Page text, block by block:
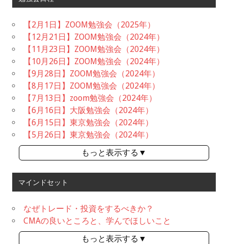
【2月1日】ZOOM勉強会（2025年）
【12月21日】ZOOM勉強会（2024年）
【11月23日】ZOOM勉強会（2024年）
【10月26日】ZOOM勉強会（2024年）
【9月28日】ZOOM勉強会（2024年）
【8月17日】ZOOM勉強会（2024年）
【7月13日】zoom勉強会（2024年）
【6月16日】大阪勉強会（2024年）
【6月15日】東京勉強会（2024年）
【5月26日】東京勉強会（2024年）
もっと表示する▼
マインドセット
なぜトレード・投資をするべきか？
CMAの良いところと、学んでほしいこと
もっと表示する▼